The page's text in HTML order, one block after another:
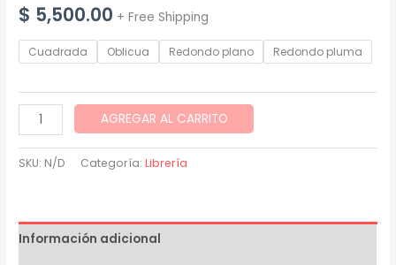
$ 5,500.00 + Free Shipping
Cuadrada Oblicua Redondo plano Redondo pluma
12
pinceles
XinBowen
cantidad
AGREGAR AL CARRITO
SKU: N/D Categoría:Librería
Información adicional